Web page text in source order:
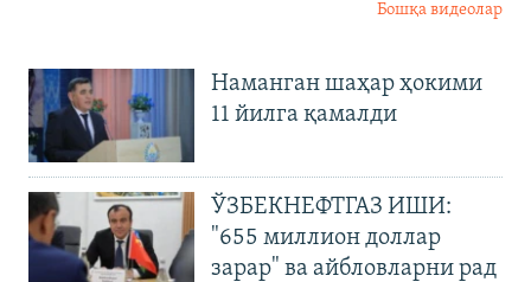
Бошқа видеолар
Наманган шаҳар ҳокими
11 йилга қамалди
ЎЗБЕКНЕФТГАЗ ИШИ:
"655 миллион доллар
зарар" ва айбловларни рад